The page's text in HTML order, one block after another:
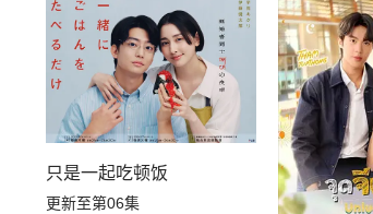
只是一起吃顿饭
更新至第06集